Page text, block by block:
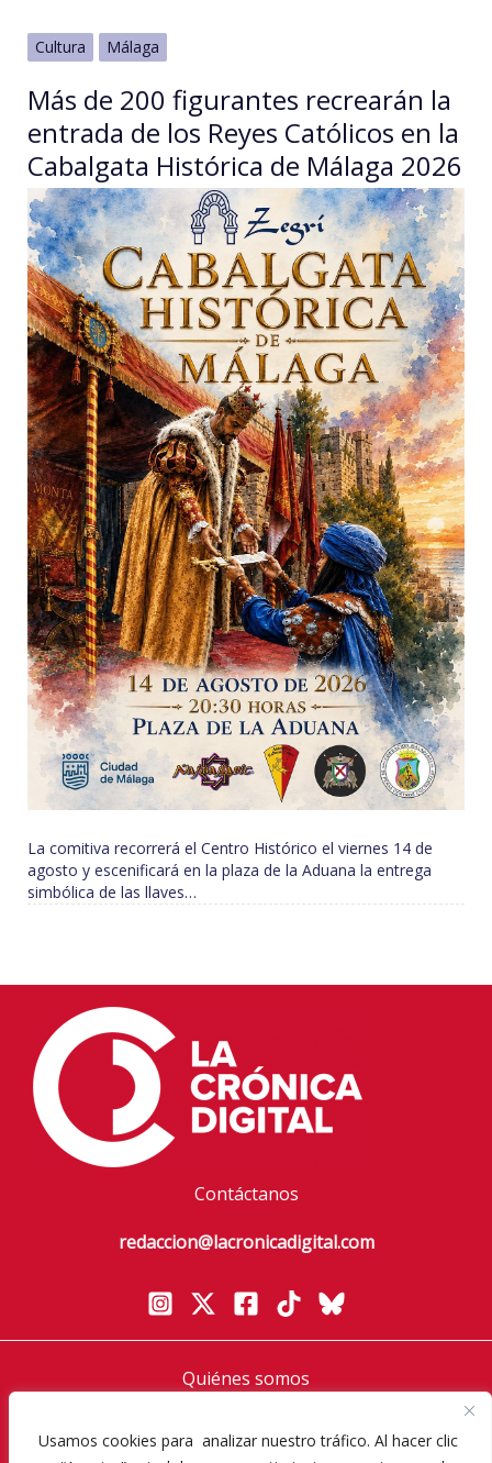
Usamos cookies para analizar nuestro tráfico. Al hacer clic
Cultura Málaga
Más de 200 figurantes recrearán la
entrada de los Reyes Católicos en la
Cabalgata Histórica de Málaga 2026
La comitiva recorrerá el Centro Histórico el viernes 14 de
agosto y escenificará en la plaza de la Aduana la entrega
simbólica de las llaves…
Contáctanos
redaccion@lacronicadigital.com
Quiénes somos
Aviso Legal